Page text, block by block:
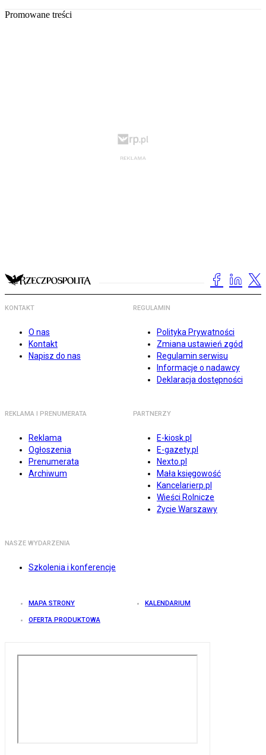
Promowane treści
KONTAKT
O nas
Kontakt
Napisz do nas
REGULAMIN
Polityka Prywatności
Zmiana ustawień zgód
Regulamin serwisu
Informacje o nadawcy
Deklaracja dostępności
REKLAMA I PRENUMERATA
Reklama
Ogłoszenia
Prenumerata
Archiwum
PARTNERZY
E-kiosk.pl
E-gazety.pl
Nexto.pl
Mała księgowość
Kancelarierp.pl
Wieści Rolnicze
Życie Warszawy
NASZE WYDARZENIA
Szkolenia i konferencje
MAPA STRONY KALENDARIUM
OFERTA PRODUKTOWA